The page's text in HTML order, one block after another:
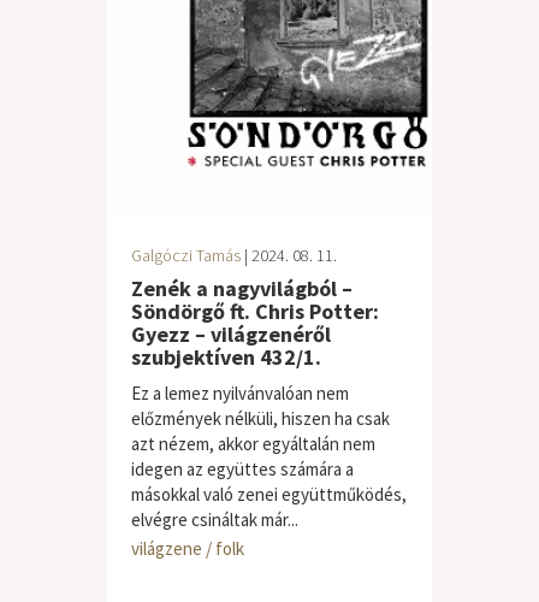
Galgóczi Tamás | 2024. 08. 11.
Zenék a nagyvilágból –
Söndörgő ft. Chris Potter:
Gyezz – világzenéről
szubjektíven 432/1.
Ez a lemez nyilvánvalóan nem
előzmények nélküli, hiszen ha csak
azt nézem, akkor egyáltalán nem
idegen az együttes számára a
másokkal való zenei együttműködés,
elvégre csináltak már...
világzene / folk